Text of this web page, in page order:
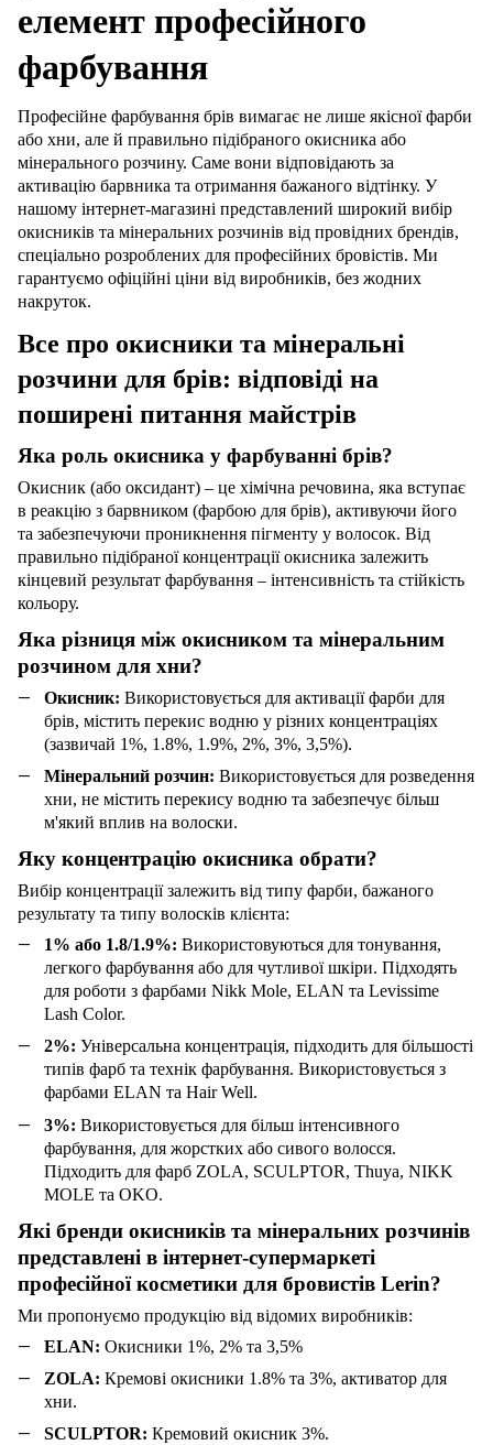
елемент професійного
фарбування
Професійне фарбування брів вимагає не лише якісної фарби
або хни, але й правильно підібраного окисника або
мінерального розчину. Саме вони відповідають за
активацію барвника та отримання бажаного відтінку. У
нашому інтернет-магазині представлений широкий вибір
окисників та мінеральних розчинів від провідних брендів,
спеціально розроблених для професійних бровістів. Ми
гарантуємо офіційні ціни від виробників, без жодних
накруток.
Все про окисники та мінеральні
розчини для брів: відповіді на
поширені питання майстрів
Яка роль окисника у фарбуванні брів?
Окисник (або оксидант) – це хімічна речовина, яка вступає
в реакцію з барвником (фарбою для брів), активуючи його
та забезпечуючи проникнення пігменту у волосок. Від
правильно підібраної концентрації окисника залежить
кінцевий результат фарбування – інтенсивність та стійкість
кольору.
Яка різниця між окисником та мінеральним
розчином для хни?
Окисник: Використовується для активації фарби для
брів, містить перекис водню у різних концентраціях
(зазвичай 1%, 1.8%, 1.9%, 2%, 3%, 3,5%).
Мінеральний розчин: Використовується для розведення
хни, не містить перекису водню та забезпечує більш
м'який вплив на волоски.
Яку концентрацію окисника обрати?
Вибір концентрації залежить від типу фарби, бажаного
результату та типу волосків клієнта:
1% або 1.8/1.9%: Використовуються для тонування,
легкого фарбування або для чутливої шкіри. Підходять
для роботи з фарбами Nikk Mole, ELAN та Levissime
Lash Color.
2%: Універсальна концентрація, підходить для більшості
типів фарб та технік фарбування. Використовується з
фарбами ELAN та Hair Well.
3%: Використовується для більш інтенсивного
фарбування, для жорстких або сивого волосся.
Підходить для фарб ZOLA, SCULPTOR, Thuya, NIKK
MOLE та OKO.
Які бренди окисників та мінеральних розчинів
представлені в інтернет-супермаркеті
професійної косметики для бровистів Lerin?
Ми пропонуємо продукцію від відомих виробників:
ELAN: Окисники 1%, 2% та 3,5%
ZOLA: Кремові окисники 1.8% та 3%, активатор для
хни.
SCULPTOR: Кремовий окисник 3%.